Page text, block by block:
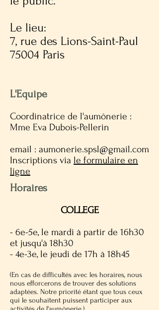
Le lieu:
7, rue des Lions-Saint-Paul
75004 Paris
L'Equipe​
Coordinatrice de l'aumônerie :
Mme Eva Dubois-Pellerin
email : aumonerie.spsl@gmail.com
Inscriptions via le formulaire en
ligne
Horaires
COLLEGE
- 6e-5e, le mardi à partir de 16h30
et jusqu'à 18h30
- 4e-3e, le jeudi de 17h à 18h45
(En cas de difficultés avec les horaires, nous
nous efforcerons de trouver des solutions
adaptées. Notre priorité étant que tous ceux
qui le souhaitent puissent participer aux